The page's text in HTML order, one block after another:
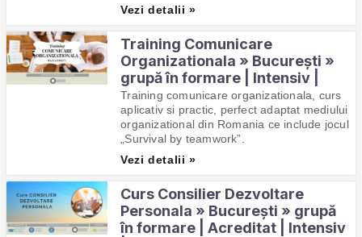
Vezi detalii »
Training Comunicare
Organizationala » București »
grupă în formare | Intensiv |
Training comunicare organizationala, curs
aplicativ si practic, perfect adaptat mediului
organizational din Romania ce include jocul
„Survival by teamwork”.
Vezi detalii »
Curs Consilier Dezvoltare
Personala » București » grupă
în formare | Acreditat | Intensiv